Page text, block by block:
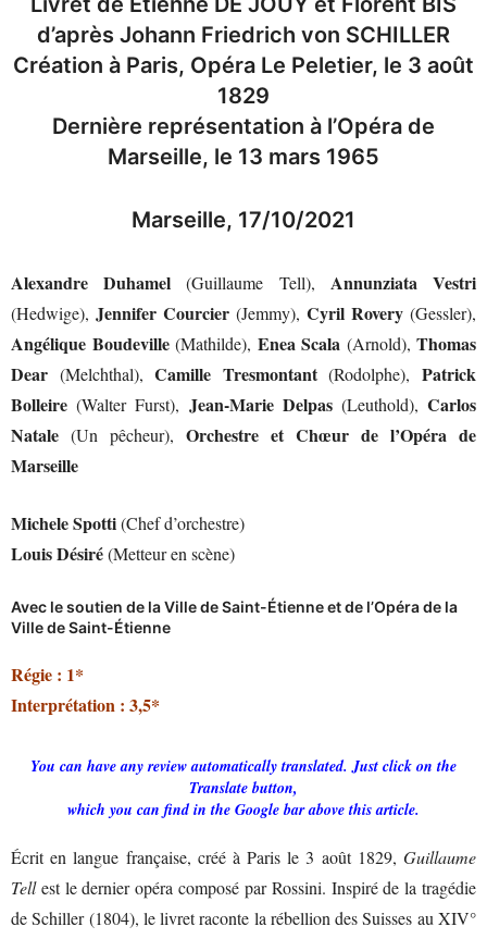
d’après Johann Friedrich von SCHILLER
Création à Paris, Opéra Le Peletier, le 3 août
1829
Dernière représentation à l’Opéra de
Marseille, le 13 mars 1965
Marseille, 17/10/2021
Alexandre Duhamel (Guillaume Tell), Annunziata Vestri
(Hedwige), Jennifer Courcier (Jemmy), Cyril Rovery (Gessler),
Angélique Boudeville(Mathilde), Enea Scala (Arnold), Thomas
Dear (Melchthal),Camille Tresmontant(Rodolphe),Patrick
Bolleire (Walter Furst), Jean-Marie Delpas(Leuthold),Carlos
Natale (Un pêcheur), Orchestre et Chœur de l’Opéra de
Marseille
Michele Spotti(Chef d’orchestre)
Louis Désiré(Metteur en scène)
Avec le soutien de la Ville de Saint-Étienne et de l’Opéra de la
Ville de Saint-Étienne
Régie : 1*
Interprétation : 3,5*
You can have any review automatically translated. Just click on the
Translate button,
which you can find in the Google bar above this article.
Écrit en langue française, créé à Paris le 3 août 1829, Guillaume
Tellest le dernier opéra composé par Rossini. Inspiré de la tragédie
de Schiller (1804), le livret raconte la rébellion des Suisses au XIV°